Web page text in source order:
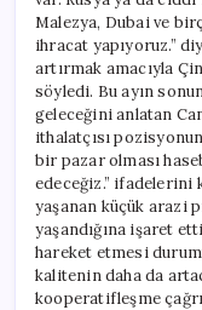
Malezya, Dubai ve
ihracat yapıyoruz.”
artırmak amacıyla
söyledi. Bu ayın
geleceğini anlatan
ithalatçısı
bir pazar olması
edeceğiz.” ifadelerini
yaşanan küçük arazi
yaşandığına işaret
hareket etmesi
kalitenin daha da
kooperatifleşme